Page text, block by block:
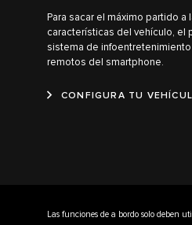
Para sacar el máximo partido
características del vehículo, el
sistema de
remotos del smartphone.
CONFIGURA TU
Las funciones de a bordo solo deben